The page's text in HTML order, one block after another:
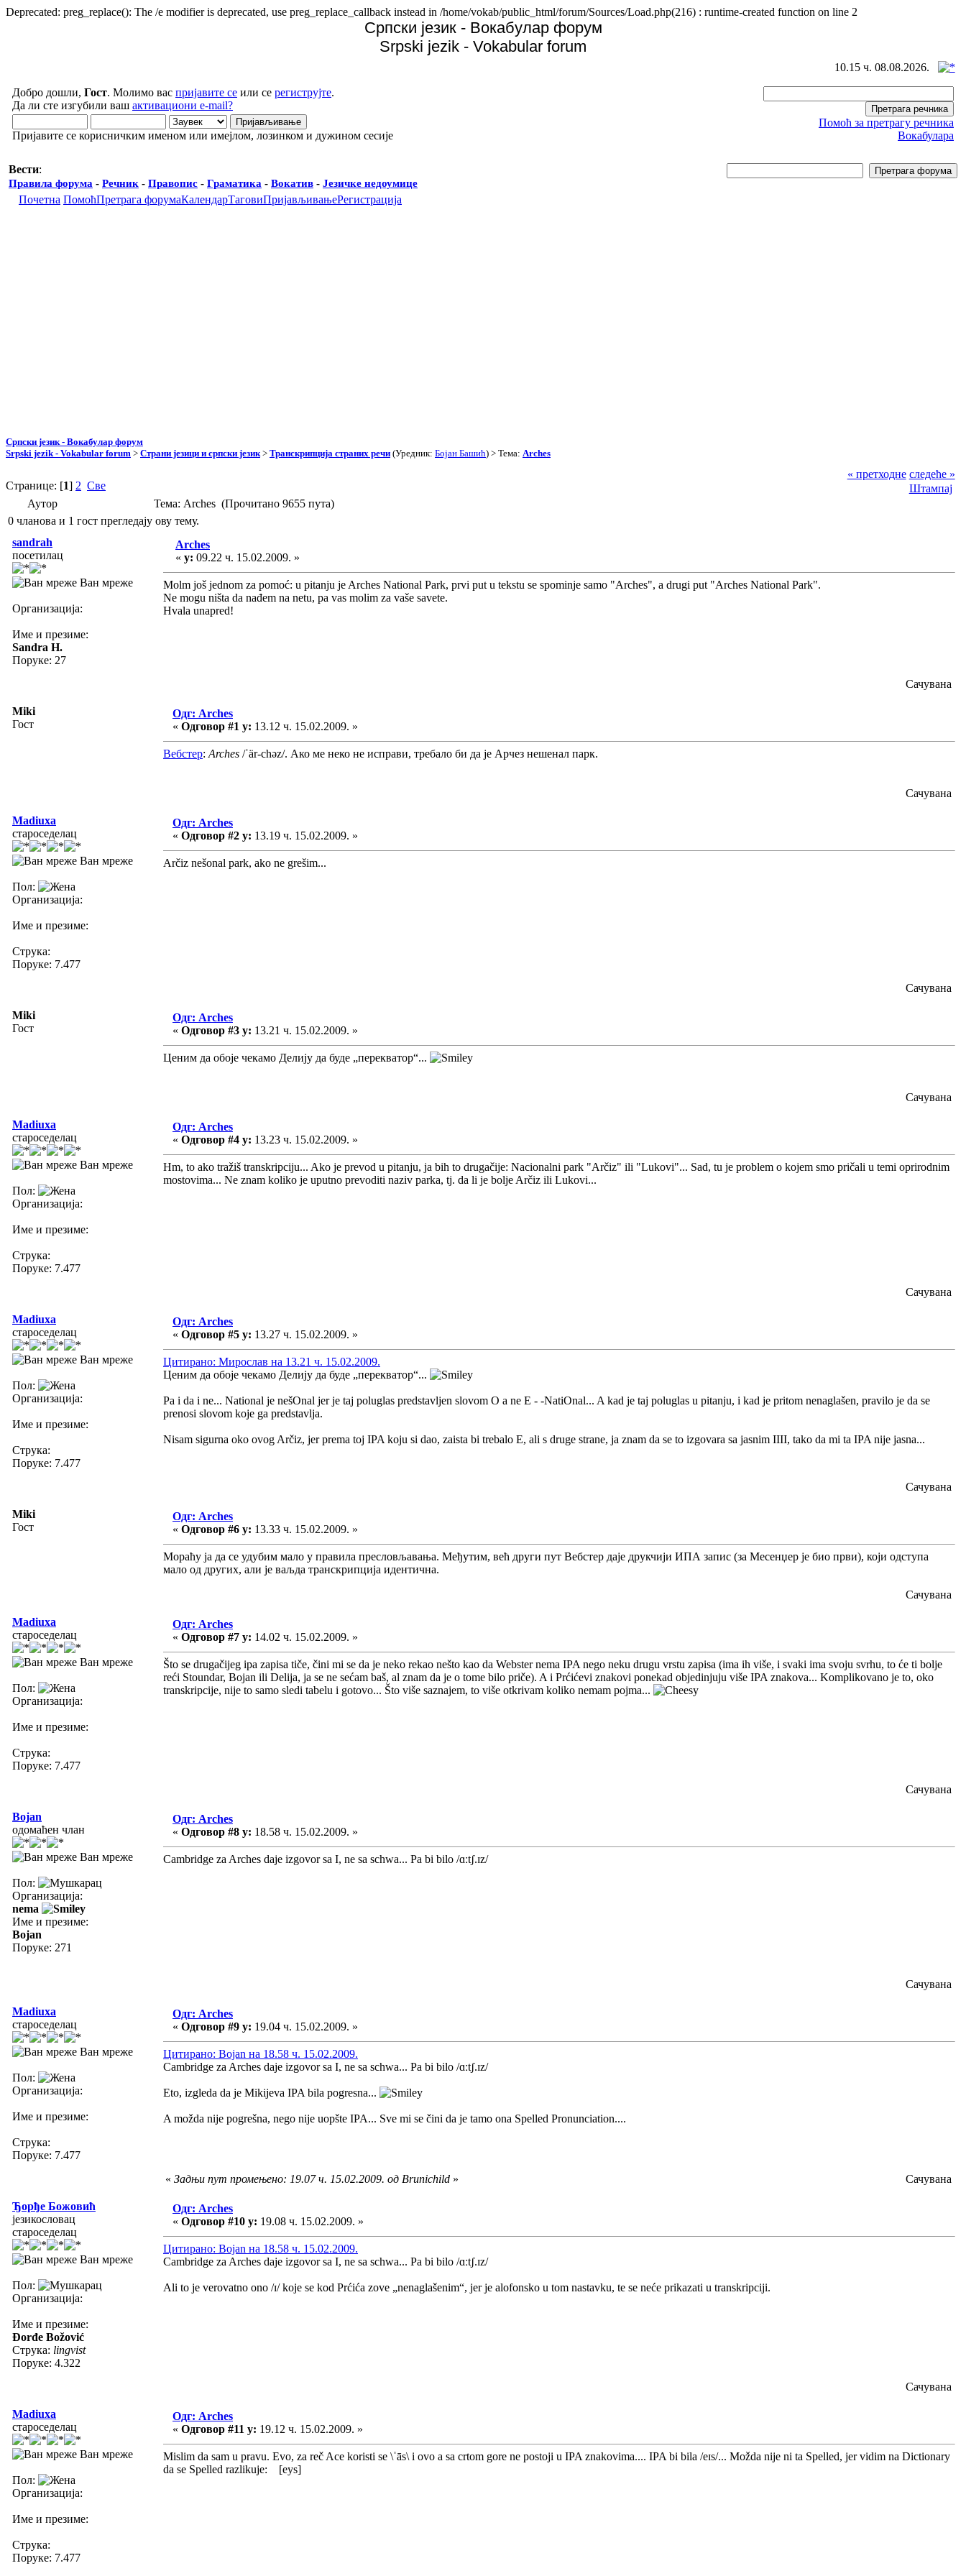
Deprecated: preg_replace(): The /e modifier is deprecated, use preg_replace_callback instead in /home/vokab/public_html/forum/Sources/Load.php(216) : runtime-created function on line 2
Српски језик - Вокабулар форум
Srpski jezik - Vokabular forum
10.15 ч. 08.08.2026.
Добро дошли, Гост. Молимо вас пријавите се или се региструјте.
Да ли сте изгубили ваш активациони e-mail?
Пријавите се корисничким именом или имејлом, лозинком и дужином сесије
Помоћ за претрагу речника
Вокабулара
Вести:
Правила форума - Речник - Правопис - Граматика - Вокатив - Језичке недоумице
Почетна ПомоћПретрага форумаКалендарТаговиПријављивањеРегистрација
Српски језик - Вокабулар форум
Srpski jezik - Vokabular forum > Страни језици и српски језик > Транскрипција страних речи (Уредник: Бојан Башић) > Тема: Arches
Странице: [1] 2 Све
« претходне следеће »
Штампај
Аутор
Тема: Arches (Прочитано 9655 пута)
0 чланова и 1 гост прегледају ову тему.
sandrah
посетилац
Ван мреже
Организација:
Име и презиме:
Sandra H.
Поруке: 27
Arches
« у: 09.22 ч. 15.02.2009. »
Molm još jednom za pomoć: u pitanju je Arches National Park, prvi put u tekstu se spominje samo "Arches", a drugi put "Arches National Park".
Ne mogu ništa da nađem na netu, pa vas molim za vaše savete.
Hvala unapred!
Сачувана
Miki
Гост
Одг: Arches
« Одговор #1 у: 13.12 ч. 15.02.2009. »
Вебстер: Arches /ˈär-chəz/. Ако ме неко не исправи, требало би да је Арчез нешенал парк.
Сачувана
Madiuxa
староседелац
Ван мреже
Пол:
Организација:
Име и презиме:
Струка:
Поруке: 7.477
Одг: Arches
« Одговор #2 у: 13.19 ч. 15.02.2009. »
Arčiz nešonal park, ako ne grešim...
Сачувана
Miki
Гост
Одг: Arches
« Одговор #3 у: 13.21 ч. 15.02.2009. »
Ценим да обоје чекамо Делију да буде „перекватор“...
Сачувана
Madiuxa
староседелац
Ван мреже
Пол:
Организација:
Име и презиме:
Струка:
Поруке: 7.477
Одг: Arches
« Одговор #4 у: 13.23 ч. 15.02.2009. »
Hm, to ako tražiš transkripciju... Ako je prevod u pitanju, ja bih to drugačije: Nacionalni park "Arčiz" ili "Lukovi"... Sad, tu je problem o kojem smo pričali u temi oprirodnim
mostovima... Ne znam koliko je uputno prevoditi naziv parka, tj. da li je bolje Arčiz ili Lukovi...
Сачувана
Madiuxa
староседелац
Ван мреже
Пол:
Организација:
Име и презиме:
Струка:
Поруке: 7.477
Одг: Arches
« Одговор #5 у: 13.27 ч. 15.02.2009. »
Цитирано: Мирослав на 13.21 ч. 15.02.2009.
Ценим да обоје чекамо Делију да буде „перекватор“...
Pa i da i ne... National je nešOnal jer je taj poluglas predstavljen slovom O a ne E - -NatiOnal... A kad je taj poluglas u pitanju, i kad je pritom nenaglašen, pravilo je da se
prenosi slovom koje ga predstavlja.
Nisam sigurna oko ovog Arčiz, jer prema toj IPA koju si dao, zaista bi trebalo E, ali s druge strane, ja znam da se to izgovara sa jasnim IIII, tako da mi ta IPA nije jasna...
Сачувана
Miki
Гост
Одг: Arches
« Одговор #6 у: 13.33 ч. 15.02.2009. »
Мораћу ја да се удубим мало у правила пресловљавања. Међутим, већ други пут Вебстер даје друкчији ИПА запис (за Месенџер је био први), који одступа
мало од других, али је ваљда транскрипција идентична.
Сачувана
Madiuxa
староседелац
Ван мреже
Пол:
Организација:
Име и презиме:
Струка:
Поруке: 7.477
Одг: Arches
« Одговор #7 у: 14.02 ч. 15.02.2009. »
Što se drugačijeg ipa zapisa tiče, čini mi se da je neko rekao nešto kao da Webster nema IPA nego neku drugu vrstu zapisa (ima ih više, i svaki ima svoju svrhu, to će ti bolje
reći Stoundar, Bojan ili Delija, ja se ne sećam baš, al znam da je o tome bilo priče). A i Prćićevi znakovi ponekad objedinjuju više IPA znakova... Komplikovano je to, oko
transkripcije, nije to samo sledi tabelu i gotovo... Što više saznajem, to više otkrivam koliko nemam pojma...
Сачувана
Bojan
одомаћен члан
Ван мреже
Пол:
Организација:
nema
Име и презиме:
Bojan
Поруке: 271
Одг: Arches
« Одговор #8 у: 18.58 ч. 15.02.2009. »
Cambridge za Arches daje izgovor sa I, ne sa schwa... Pa bi bilo /ɑːtʃ.ɪz/
Сачувана
Madiuxa
староседелац
Ван мреже
Пол:
Организација:
Име и презиме:
Струка:
Поруке: 7.477
Одг: Arches
« Одговор #9 у: 19.04 ч. 15.02.2009. »
Цитирано: Bojan на 18.58 ч. 15.02.2009.
Cambridge za Arches daje izgovor sa I, ne sa schwa... Pa bi bilo /ɑːtʃ.ɪz/
Eto, izgleda da je Mikijeva IPA bila pogresna...
A možda nije pogrešna, nego nije uopšte IPA... Sve mi se čini da je tamo ona Spelled Pronunciation....
« Задњи пут промењено: 19.07 ч. 15.02.2009. од Brunichild » Сачувана
Ђорђе Божовић
језикословац
староседелац
Ван мреже
Пол:
Организација:
Име и презиме:
Đorđe Božović
Струка: lingvist
Поруке: 4.322
Одг: Arches
« Одговор #10 у: 19.08 ч. 15.02.2009. »
Цитирано: Bojan на 18.58 ч. 15.02.2009.
Cambridge za Arches daje izgovor sa I, ne sa schwa... Pa bi bilo /ɑːtʃ.ɪz/
Ali to je verovatno ono /ɪ/ koje se kod Prćića zove „nenaglašenim“, jer je alofonsko u tom nastavku, te se neće prikazati u transkripciji.
Сачувана
Madiuxa
староседелац
Ван мреже
Пол:
Организација:
Име и презиме:
Струка:
Поруке: 7.477
Одг: Arches
« Одговор #11 у: 19.12 ч. 15.02.2009. »
Mislim da sam u pravu. Evo, za reč Ace koristi se \ˈās\ i ovo a sa crtom gore ne postoji u IPA znakovima.... IPA bi bila /eɪs/... Možda nije ni ta Spelled, jer vidim na Dictionary
da se Spelled razlikuje: [eys]